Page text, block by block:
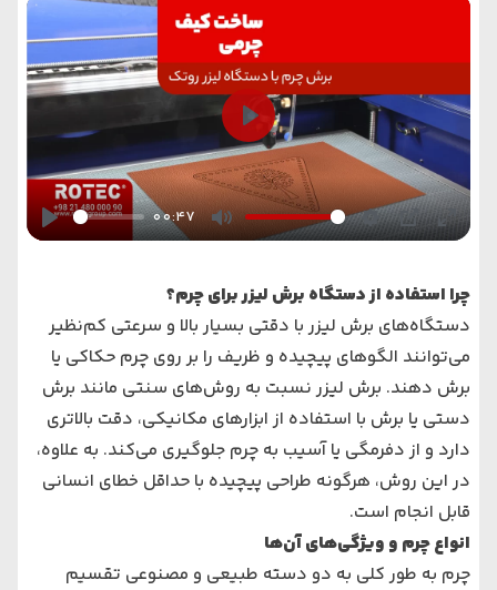
Play
00:47
Mute Settings
PIP Enter
Play
چرا استفاده از دستگاه برش لیزر برای چرم؟
دستگاه‌های برش لیزر با دقتی بسیار بالا و سرعتی کم‌نظیر
می‌توانند الگوهای پیچیده و ظریف را بر روی چرم حکاکی یا
برش دهند. برش لیزر نسبت به روش‌های سنتی مانند برش
دستی یا برش با استفاده از ابزارهای مکانیکی، دقت بالاتری
دارد و از دفرمگی یا آسیب به چرم جلوگیری می‌کند. به علاوه،
در این روش، هرگونه طراحی پیچیده با حداقل خطای انسانی
قابل انجام است.
انواع چرم و ویژگی‌های آن‌ها
چرم به طور کلی به دو دسته طبیعی و مصنوعی تقسیم